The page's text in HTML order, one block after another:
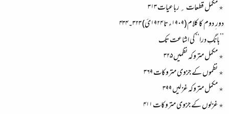
٭ مکمل قطعات ؍ رباعیات ۳۱۳
دور ِ دوم کا کلام (۱۹۰۹ء تا ۱۹۲۴ئ) ۳۲۳۔۴۳۴
’’بانگِ درا‘‘ کی اشاعت تک
٭ مکمل متروکہ نظمیں ۳۲۵
٭ نظموں کے جزوی متروکات ۳۶۹
٭ مکمل متروکہ غزلیں ۳۹۹
٭ غزلوں کے جزوی متروکات ۴۱۱